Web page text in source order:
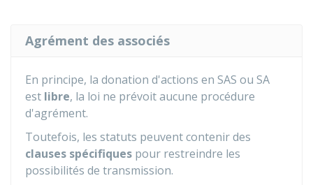
Agrément des associés
En principe, la donation d'actions en SAS ou SA
est libre, la loi ne prévoit aucune procédure
d'agrément.
Toutefois, les statuts peuvent contenir des
clauses spécifiques pour restreindre les
possibilités de transmission.